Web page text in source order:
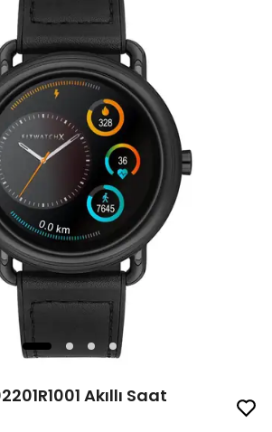
Akıllı Saat